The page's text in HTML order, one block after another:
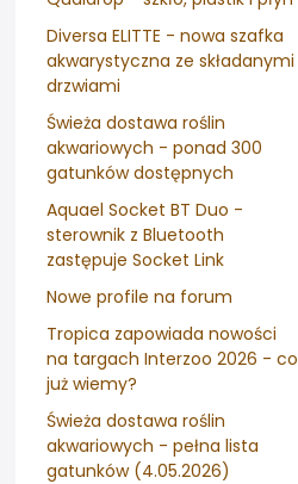
Diversa ELITTE - nowa szafka
akwarystyczna ze składanymi
drzwiami
Świeża dostawa roślin
akwariowych - ponad 300
gatunków dostępnych
Aquael Socket BT Duo -
sterownik z Bluetooth
zastępuje Socket Link
Nowe profile na forum
Tropica zapowiada nowości
na targach Interzoo 2026 - co
już wiemy?
Świeża dostawa roślin
akwariowych - pełna lista
gatunków (4.05.2026)